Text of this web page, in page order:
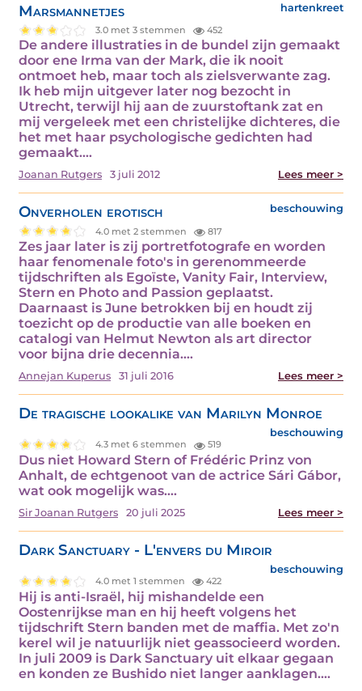
Marsmannetjes hartenkreet
3.0 met 3 stemmen 452
De andere illustraties in de bundel zijn gemaakt
door ene Irma van der Mark, die ik nooit
ontmoet heb, maar toch als zielsverwante zag.
Ik heb mijn uitgever later nog bezocht in
Utrecht, terwijl hij aan de zuurstoftank zat en
mij vergeleek met een christelijke dichteres, die
het met haar psychologische gedichten had
gemaakt.…
Joanan Rutgers 3 juli 2012 Lees meer >
Onverholen erotisch beschouwing
4.0 met 2 stemmen 817
Zes jaar later is zij portretfotografe en worden
haar fenomenale foto's in gerenommeerde
tijdschriften als Egoïste, Vanity Fair, Interview,
Stern en Photo and Passion geplaatst.
Daarnaast is June betrokken bij en houdt zij
toezicht op de productie van alle boeken en
catalogi van Helmut Newton als art director
voor bijna drie decennia.…
Annejan Kuperus 31 juli 2016 Lees meer >
De tragische lookalike van Marilyn Monroe
beschouwing
4.3 met 6 stemmen 519
Dus niet Howard Stern of Frédéric Prinz von
Anhalt, de echtgenoot van de actrice Sári Gábor,
wat ook mogelijk was.…
Sir Joanan Rutgers 20 juli 2025 Lees meer >
Dark Sanctuary - L'envers du Miroir
beschouwing
4.0 met 1 stemmen 422
Hij is anti-Israël, hij mishandelde een
Oostenrijkse man en hij heeft volgens het
tijdschrift Stern banden met de maffia. Met zo'n
kerel wil je natuurlijk niet geassocieerd worden.
In juli 2009 is Dark Sanctuary uit elkaar gegaan
en konden ze Bushido niet langer aanklagen.…